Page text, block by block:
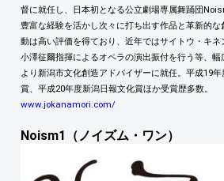
督に就任し、日本初となる公立劇場専属舞踊団
豊富な経験を活かし次々に打ち出す作品と革新的
動は高い評価を得ており、近年ではサイトウ・キ
小澤征爾指揮によるオペラの演出振付を行う等、幅
より新潟市文化創造アドバイザーに就任。平成19
賞、平成20年度新潟日報文化賞ほか受賞歴多数。
www.jokanamori.com/
Noism1（ノイズム・ワン）